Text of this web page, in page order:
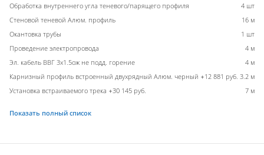
Обработка внутреннего угла теневого/парящего профиля
4 шт
Стеновой теневой Алюм. профиль
16 м
Окантовка трубы
1 шт
Проведение электропровода
4 м
Эл. кабель ВВГ 3х1.5ож не подд. горение
4 м
Карнизный профиль встроенный двухрядный Алюм. черный +12 881 руб. 3.2 м
Установка встраиваемого трека +30 145 руб.
7 м
Показать полный список